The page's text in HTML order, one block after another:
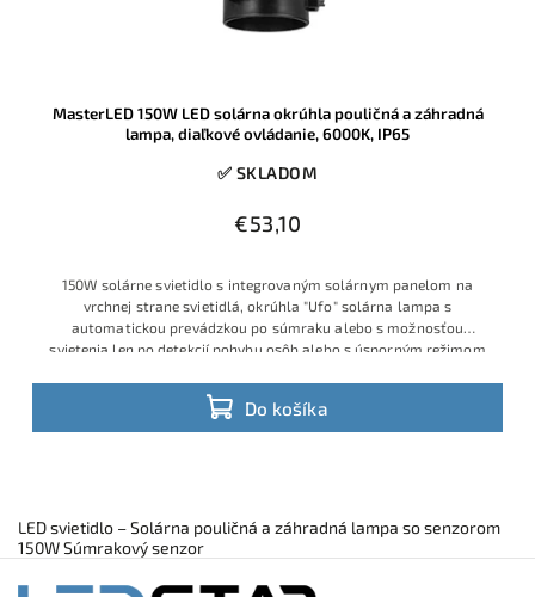
MasterLED 150W LED solárna okrúhla pouličná a záhradná
lampa, diaľkové ovládanie, 6000K, IP65
✅ SKLADOM
€53,10
Do košíka
150W solárne svietidlo s integrovaným solárnym panelom na
vrchnej strane svietidlá, okrúhla "Ufo" solárna lampa s
automatickou prevádzkou po súmraku alebo s možnosťou
svietenia len po detekcií pohybu osôb alebo s úsporným režimom
LED svietidlo – Solárna pouličná a záhradná lampa so senzorom
150W Súmrakový senzor